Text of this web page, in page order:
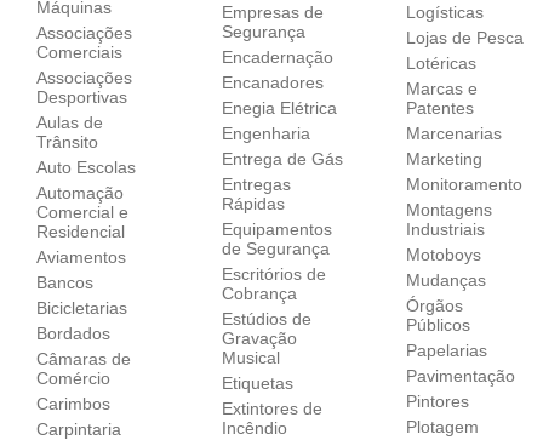
Máquinas
Associações
Comerciais
Associações
Desportivas
Aulas de
Trânsito
Auto Escolas
Automação
Comercial e
Residencial
Aviamentos
Bancos
Bicicletarias
Bordados
Câmaras de
Comércio
Carimbos
Carpintaria
Empresas de
Segurança
Encadernação
Encanadores
Enegia Elétrica
Engenharia
Entrega de Gás
Entregas
Rápidas
Equipamentos
de Segurança
Escritórios de
Cobrança
Estúdios de
Gravação
Musical
Etiquetas
Extintores de
Incêndio
Logísticas
Lojas de Pesca
Lotéricas
Marcas e
Patentes
Marcenarias
Marketing
Monitoramento
Montagens
Industriais
Motoboys
Mudanças
Órgãos
Públicos
Papelarias
Pavimentação
Pintores
Plotagem